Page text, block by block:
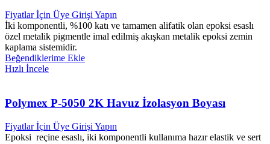
Fiyatlar İçin Üye Girişi Yapın
İki komponentli, %100 katı ve tamamen alifatik olan epoksi esaslı
özel metalik pigmentle imal edilmiş akışkan metalik epoksi zemin
kaplama sistemidir.
Beğendiklerime Ekle
Hızlı İncele
Polymex P-5050 2K Havuz İzolasyon Boyası
Fiyatlar İçin Üye Girişi Yapın
Epoksi reçine esaslı, iki komponentli kullanıma hazır elastik ve sert